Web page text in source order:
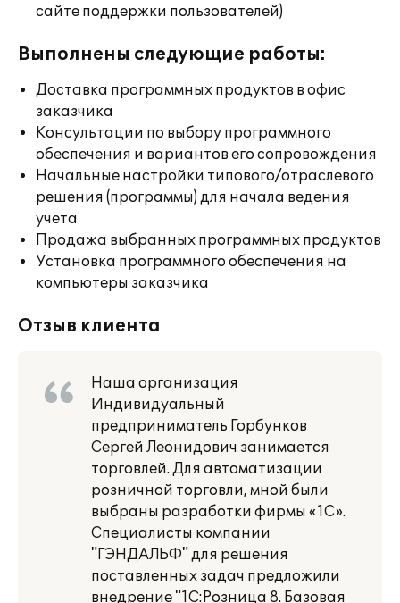
сайте поддержки пользователей)
Выполнены следующие работы:
Доставка программных продуктов в офис
заказчика
Консультации по выбору программного
обеспечения и вариантов его сопровождения
Начальные настройки типового/отраслевого
решения (программы) для начала ведения
учета
Продажа выбранных программных продуктов
Установка программного обеспечения на
компьютеры заказчика
Отзыв клиента
Наша организация
Индивидуальный
предприниматель Горбунков
Сергей Леонидович занимается
торговлей. Для автоматизации
розничной торговли, мной были
выбраны разработки фирмы «1С».
Специалисты компании
"ГЭНДАЛЬФ" для решения
поставленных задач предложили
внедрение "1С:Розница 8. Базовая